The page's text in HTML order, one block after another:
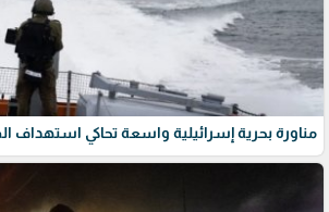
مناورة بحرية إسرائيلية واسعة تحاكي استهداف